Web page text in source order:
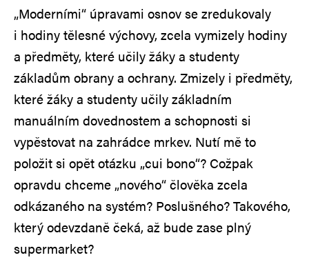
„Moderními“ úpravami osnov se zredukovaly
i hodiny tělesné výchovy, zcela vymizely hodiny
a předměty, které učily žáky a studenty
základům obrany a ochrany. Zmizely i předměty,
které žáky a studenty učily základním
manuálním dovednostem a schopnosti si
vypěstovat na zahrádce mrkev. Nutí mě to
položit si opět otázku „cui bono“? Cožpak
opravdu chceme „nového“ člověka zcela
odkázaného na systém? Poslušného? Takového,
který odevzdaně čeká, až bude zase plný
supermarket?